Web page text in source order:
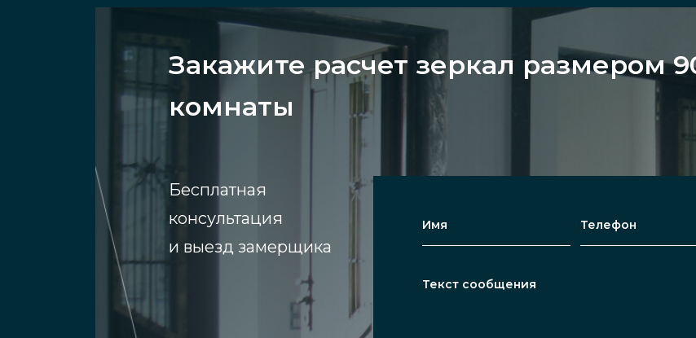
Закажите расчет зеркал размером
комнаты
Бесплатная
консультация
и выезд замерщика